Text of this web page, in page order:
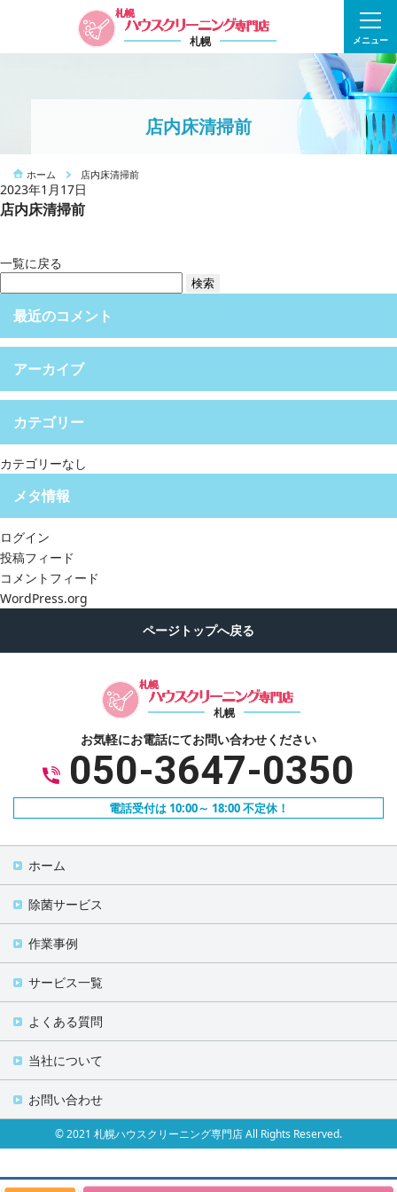
札幌 メニュー
店内床清掃前
ホーム 店内床清掃前
2023年1月17日
店内床清掃前
一覧に戻る
索:
最近のコメント
アーカイブ
カテゴリー
カテゴリーなし
メタ情報
ログイン
投稿フィード
コメントフィード
WordPress.org
札幌
お気軽にお電話にてお問い合わせください
050-3647-0350
電話受付は 10:00～ 18:00 不定休！
ホーム
除菌サービス
作業事例
サービス一覧
よくある質問
当社について
お問い合わせ
© 2021 札幌ハウスクリーニング専門店 All Rights Reserved.